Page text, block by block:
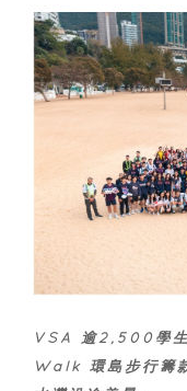
VSA 逾2,500學
Walk 環島步行籌